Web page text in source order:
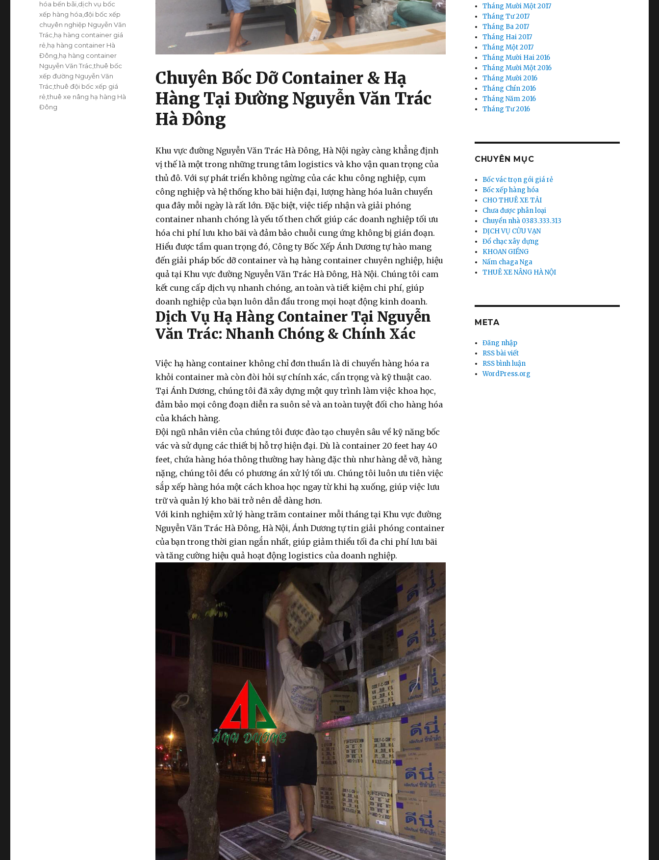
Chuyên Bốc Dỡ Container & Hạ
Hàng Tại Đường Nguyễn Văn Trác
Hà Đông
Khu vực đường Nguyễn Văn Trác Hà Đông, Hà Nội ngày càng khẳng định
vị thế là một trong những trung tâm logistics và kho vận quan trọng của
thủ đô. Với sự phát triển không ngừng của các khu công nghiệp, cụm
công nghiệp và hệ thống kho bãi hiện đại, lượng hàng hóa luân chuyển
qua đây mỗi ngày là rất lớn. Đặc biệt, việc tiếp nhận và giải phóng
container nhanh chóng là yếu tố then chốt giúp các doanh nghiệp tối ưu
hóa chi phí lưu kho bãi và đảm bảo chuỗi cung ứng không bị gián đoạn.
Hiểu được tầm quan trọng đó, Công ty Bốc Xếp Ánh Dương tự hào mang
đến giải phápbốc dỡ container và hạ hàng container chuyên nghiệp, hiệu
quả tại Khu vực đường Nguyễn Văn Trác Hà Đông, Hà Nội. Chúng tôi cam
kết cung cấp dịch vụ nhanh chóng, an toàn và tiết kiệm chi phí, giúp
doanh nghiệp của bạn luôn dẫn đầu trong mọi hoạt động kinh doanh.
Dịch Vụ Hạ Hàng Container Tại Nguyễn
Văn Trác: Nhanh Chóng & Chính Xác
Việc hạ hàng container không chỉ đơn thuần là di chuyển hàng hóa ra
khỏi container mà còn đòi hỏi sự chính xác, cẩn trọng và kỹ thuật cao.
Tại Ánh Dương, chúng tôi đã xây dựng một quy trình làm việc khoa học,
đảm bảo mọi công đoạn diễn ra suôn sẻ và an toàn tuyệt đối cho hàng hóa
của khách hàng.
Đội ngũ nhân viên của chúng tôi được đào tạo chuyên sâu về kỹ năngbốc
vác và sử dụng các thiết bị hỗ trợ hiện đại. Dù là container 20 feet hay 40
feet, chứa hàng hóa thông thường hay hàng đặc thù như hàng dễ vỡ, hàng
nặng, chúng tôi đều có phương án xử lý tối ưu. Chúng tôi luôn ưu tiên việc
sắp xếp hàng hóa một cách khoa học ngay từ khi hạ xuống, giúp việc lưu
trữ và quản lý kho bãi trở nên dễ dàng hơn.
Với kinh nghiệm xử lý hàng trăm container mỗi tháng tại Khu vực đường
Nguyễn Văn Trác Hà Đông, Hà Nội, Ánh Dương tự tin giải phóng container
của bạn trong thời gian ngắn nhất, giúp giảm thiểu tối đa chi phí lưu bãi
và tăng cường hiệu quả hoạt động logistics của doanh nghiệp.
hóa bến bãi dịch vụ bốc
xếp hàng hóa ,đội bốc xếp
chuyên nghiệp Nguyễn Văn
Trác hạ hàng container giá
rẻ hạ hàng container Hà
Đông hạ hàng container
Nguyễn Văn Trác ,thuê bốc
xếp đường Nguyễn Văn
Trác ,thuê đội bốc xếp giá
rẻ,thuê xe nâng hạ hàng Hà
Đông
Tháng Mười Một 2017
Tháng Tư 2017
Tháng Ba 2017
Tháng Hai 2017
Tháng Một 2017
Tháng Mười Hai 2016
Tháng Mười Một 2016
Tháng Mười 2016
Tháng Chín 2016
Tháng Năm 2016
Tháng Tư 2016
CHUYÊN MỤC
Bốc vác trọn gói giá rẻ
Bốc xếp hàng hóa
CHO THUÊ XE TẢI
Chưa được phân loại
Chuyển nhà 0383.333.313
DỊCH VỤ CỬU VẠN
Đổ chạc xây dựng
KHOAN GIẾNG
Nấm chaga Nga
THUÊ XE NÂNG HÀ NỘI
META
Đăng nhập
RSS bài viết
RSS bình luận
WordPress.org